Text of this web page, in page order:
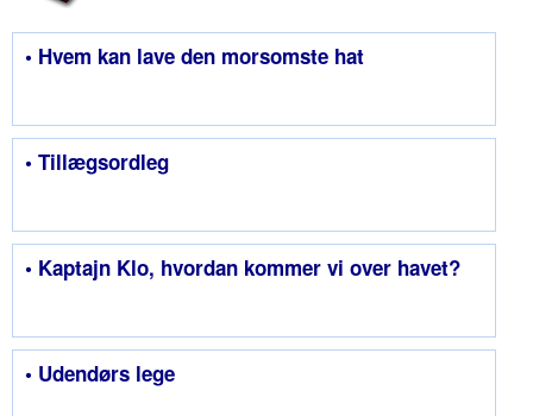
• Hvem kan lave den morsomste hat
• Tillægsordleg
• Kaptajn Klo, hvordan kommer vi over havet?
• Udendørs lege